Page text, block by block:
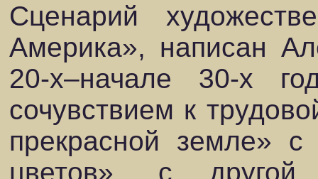
Сценарий
Америка», написан
20-х–начале 30-х
сочувствием к
прекрасной земле»
цветов», с другой